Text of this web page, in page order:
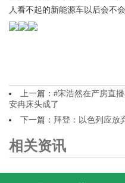
人看不起的新能源车以后会不
上一篇： #宋浩然在产房直
安冉床头成了
下一篇： 拜登：以色列应放
相关资讯